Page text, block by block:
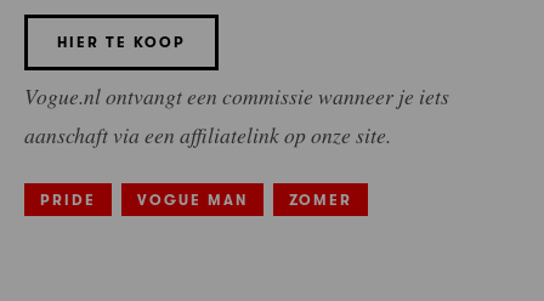
HIER TE KOOP
Vogue.nl ontvangt een commissie wanneer je iets
aanschaft via een affiliatelink op onze site.
PRIDE VOGUE MAN ZOMER